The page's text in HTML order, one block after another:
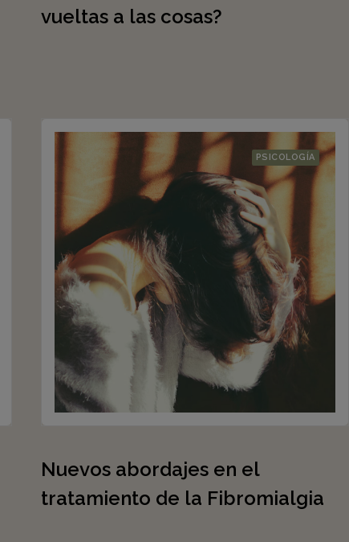
vueltas a las cosas?
PSICOLOGÍA
Nuevos abordajes en el
tratamiento de la Fibromialgia